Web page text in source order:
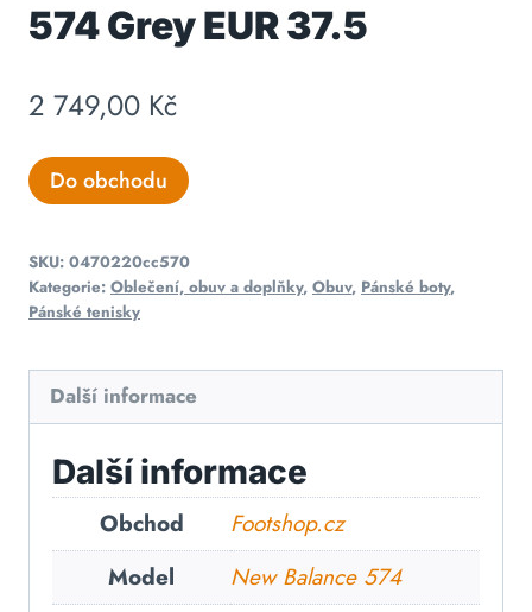
574 Grey EUR 37.5
2 749,00 Kč
Do obchodu
SKU: 0470220cc570
Kategorie: Oblečení, obuv a doplňky, Obuv, Pánské boty,
Pánské tenisky
Další informace
Další informace
Obchod
Footshop.cz
Model
New Balance 574